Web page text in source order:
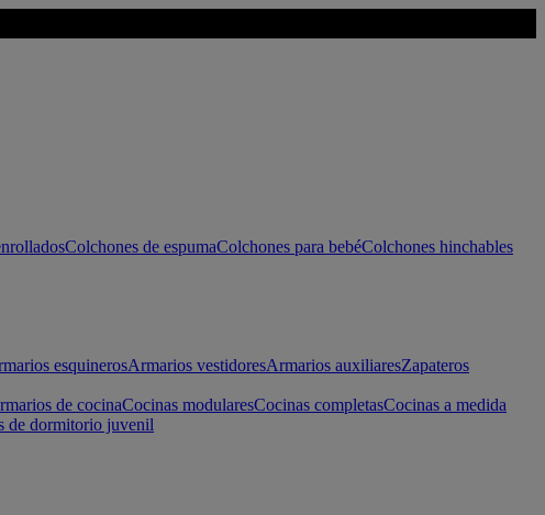
Colchones de espumaColchones para bebéColchones hinchables
esquinerosArmarios vestidoresArmarios auxiliaresZapateros
de cocinaCocinas modularesCocinas completasCocinas a medida
de dormitorio juvenil